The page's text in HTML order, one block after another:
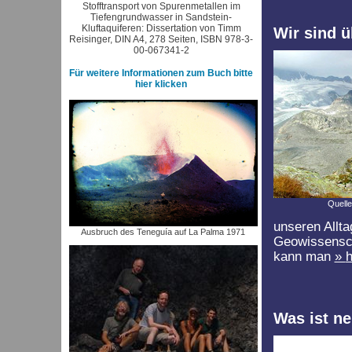
Stofftransport von Spurenmetallen im
Tiefengrundwasser in Sandstein-
Kluftaquiferen: Dissertation von Timm
Reisinger, DIN A4, 278 Seiten, ISBN 978-3-
00-067341-2
Für weitere Informationen zum Buch bitte
hier klicken
Ausbruch des Teneguía auf La Palma 1971
Wir sind
unseren
kann man
Was ist